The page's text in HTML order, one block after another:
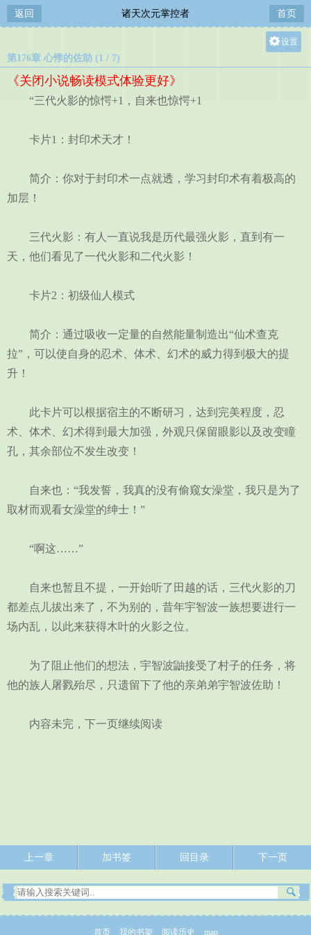
返回 诸天次元掌控者 首页
设置
第176章 心悸的佐助 (1 / 7)
《关闭小说畅读模式体验更好》
“三代火影的惊愕+1，自来也惊愕+1
卡片1：封印术天才！
简介：你对于封印术一点就透，学习封印术有着极高的
加层！
三代火影：有人一直说我是历代最强火影，直到有一
天，他们看见了一代火影和二代火影！
卡片2：初级仙人模式
简介：通过吸收一定量的自然能量制造出“仙术查克
拉”，可以使自身的忍术、体术、幻术的威力得到极大的提
升！
此卡片可以根据宿主的不断研习，达到完美程度，忍
术、体术、幻术得到最大加强，外观只保留眼影以及改变瞳
孔，其余部位不发生改变！
自来也：“我发誓，我真的没有偷窥女澡堂，我只是为了
取材而观看女澡堂的绅士！”
“啊这……”
自来也暂且不提，一开始听了田越的话，三代火影的刀
都差点儿拔出来了，不为别的，昔年宇智波一族想要进行一
场内乱，以此来获得木叶的火影之位。
为了阻止他们的想法，宇智波鼬接受了村子的任务，将
他的族人屠戮殆尽，只遗留下了他的亲弟弟宇智波佐助！
内容未完，下一页继续阅读
上一章 加书签 回目录 下一页
首页 我的书架 阅读历史 map